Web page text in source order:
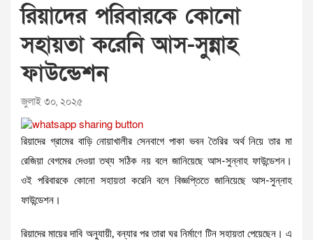
রিয়াদের পরিবারকে কোনো
সহায়তা করেনি আস-সুন্নাহ
ফাউন্ডেশন
জুলাই ৩০, ২০২৫
রিয়াদের গ্রামের বাড়ি নোয়াখালীর সেনবাগে পাকা ভবন তৈরির অর্থ নিয়ে তার মা
রেজিয়া বেগমের দেওয়া তথ্য সঠিক নয় বলে জানিয়েছে আস-সুন্নাহ ফাউন্ডেশন।
ওই পরিবারকে কোনো সহায়তা করেনি বলে বিজ্ঞপ্তিতে জানিয়েছে আস-সুন্নাহ
ফাউন্ডেশন।
রিয়াদের মায়ের দাবি অনুযায়ী, বন্যার পর তারা ঘর নির্মাণে টিন সহায়তা পেয়েছেন। এ